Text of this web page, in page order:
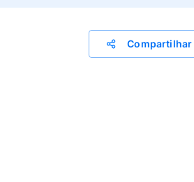
Compartilhar